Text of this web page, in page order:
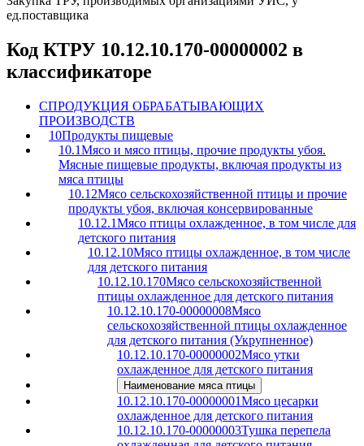
ед.поставщика
Код КТРУ 10.12.10.170-00000002 в
классификаторе
CПРОДУКЦИЯ ОБРАБАТЫВАЮЩИХ
ПРОИЗВОДСТВ
10Продукты пищевые
10.1Мясо и мясо птицы, прочие продукты убоя.
Мясные пищевые продукты, включая продукты из
мяса птицы
10.12Мясо сельскохозяйственной птицы и прочие
продукты убоя, включая консервированные
10.12.1Мясо птицы охлажденное, в том числе для
детского питания
10.12.10Мясо птицы охлажденное, в том числе
для детского питания
10.12.10.170Мясо сельскохозяйственной
птицы охлажденное для детского питания
10.12.10.170-00000008Мясо
сельскохозяйственной птицы охлажденное
для детского питания (Укрупненное)
10.12.10.170-00000002Мясо утки
охлажденное для детского питания
Наименование мяса птицы
10.12.10.170-00000001Мясо цесарки
охлажденное для детского питания
10.12.10.170-00000003Тушка перепела